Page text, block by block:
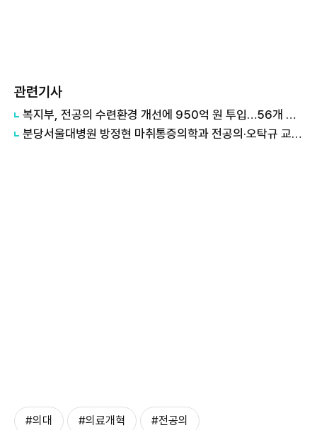
관련기사
복지부, 전공의 수련환경 개선에 950억 원 투입…56개 병원 선정
분당서울대병원 방정현 마취통증의학과 전공의·오탁규 교수 최우수 초록상 수상
#의대 #의료개혁 #전공의